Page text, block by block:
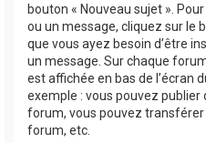
bouton « Nouveau sujet ».
ou un message, cliquez sur le
que vous ayez besoin d’être
un message. Sur chaque
est affichée en bas de l’écran
exemple : vous pouvez publier
forum, vous pouvez transférer
forum, etc.